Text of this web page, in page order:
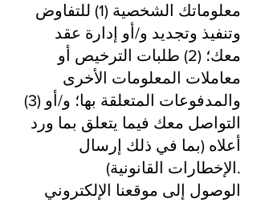
معلوماتك الشخصية (1) للتفاوض
وتنفيذ وتجديد و/أو إدارة عقد
معك؛ (2) طلبات الترخيص أو
معاملات المعلومات الأخرى
والمدفوعات المتعلقة بها؛ و/أو (3)
التواصل معك فيما يتعلق بما ورد
أعلاه (بما في ذلك إرسال
الإخطارات القانونية).
الوصول إلى موقعنا الإلكتروني